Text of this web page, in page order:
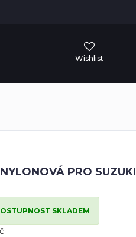
Wishlist
PRO SUZUKI
SKLADEM